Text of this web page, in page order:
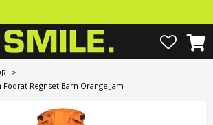
>
Regnset Barn Orange Jam